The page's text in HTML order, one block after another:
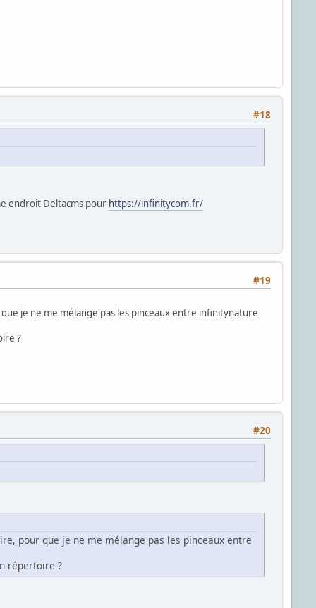
#18
endroit Deltacms pour https://infinitycom.fr/
#19
je ne me mélange pas les pinceaux entre infinitynature
?
#20
pour que je ne me mélange pas les pinceaux entre
répertoire ?